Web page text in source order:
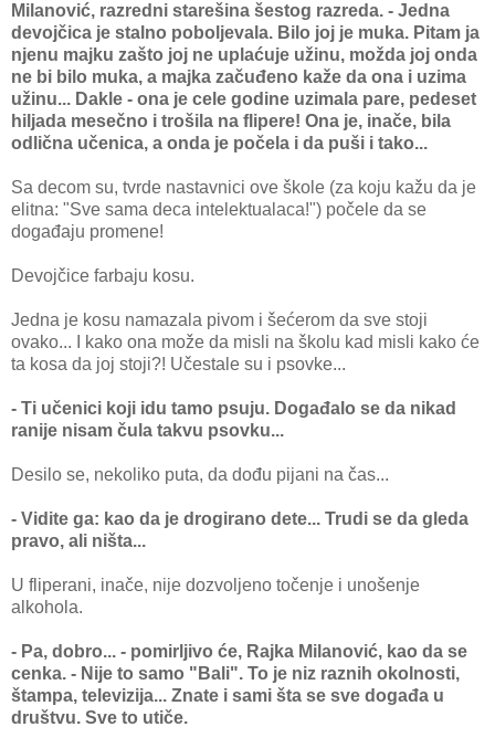
Milanović, razredni starešina šestog razreda. - Jedna
devojčica je stalno poboljevala. Bilo joj je muka. Pitam ja
njenu majku zašto joj ne uplaćuje užinu, možda joj onda
ne bi bilo muka, a majka začuđeno kaže da ona i uzima
užinu... Dakle - ona je cele godine uzimala pare, pedeset
hiljada mesečno i trošila na flipere! Ona je, inače, bila
odlična učenica, a onda je počela i da puši i tako...
Sa decom su, tvrde nastavnici ove škole (za koju kažu da je
elitna: "Sve sama deca intelektualaca!") počele da se
događaju promene!
Devojčice farbaju kosu.
Jedna je kosu namazala pivom i šećerom da sve stoji
ovako... I kako ona može da misli na školu kad misli kako će
ta kosa da joj stoji?! Učestale su i psovke...
- Ti učenici koji idu tamo psuju. Događalo se da nikad
ranije nisam čula takvu psovku...
Desilo se, nekoliko puta, da dođu pijani na čas...
- Vidite ga: kao da je drogirano dete... Trudi se da gleda
pravo, ali ništa...
U fliperani, inače, nije dozvoljeno točenje i unošenje
alkohola.
- Pa, dobro... - pomirljivo će, Rajka Milanović, kao da se
cenka. - Nije to samo "Bali". To je niz raznih okolnosti,
štampa, televizija... Znate i sami šta se sve događa u
društvu. Sve to utiče.